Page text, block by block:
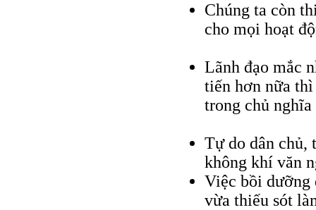
Chúng ta còn
cho mọi hoạt
Lãnh đạo mắc
tiến hơn nữa
trong chủ
Tự do dân chủ,
không khí văn
Việc bồi dưỡng
vừa thiếu sót